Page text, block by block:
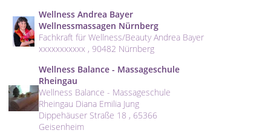
Wellness Andrea Bayer
Wellnessmassagen Nürnberg
Fachkraft für Wellness/Beauty Andrea Bayer
xxxxxxxxxxx , 90482 Nürnberg
Wellness Balance - Massageschule
Rheingau
Wellness Balance - Massageschule
Rheingau Diana Emilia Jung
Dippehäuser Straße 18 , 65366
Geisenheim